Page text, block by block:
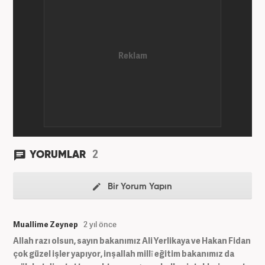
YORUMLAR 2
Bir Yorum Yapın
Muallime Zeynep 2 yıl önce
Allah razı olsun, sayın bakanımız Ali Yerlikaya ve Hakan Fidan
çok güzel işler yapıyor, inşallah millî eğitim bakanımız da